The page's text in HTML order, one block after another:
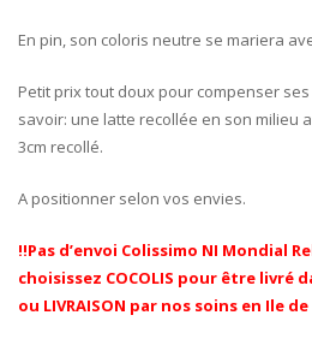
En pin, son coloris neutre se mariera
Petit prix tout doux pour compenser
savoir: une latte recollée en son milieu
3cm recollé.
A positionner selon vos envies.
!!Pas d’envoi Colissimo NI Mondial
choisissez COCOLIS pour être livré
ou LIVRAISON par nos soins en Ile